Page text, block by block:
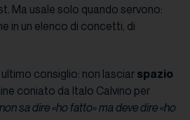
Ma usale solo quando servono:
in un elenco di concetti, di
consiglio: non lasciar spazio
coniato da Italo Calvino per
non sa dire «ho fatto» ma deve dire «ho